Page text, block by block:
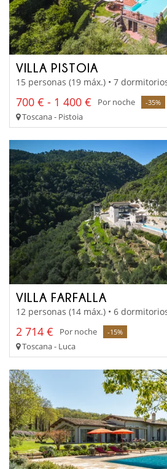
VILLA PISTOIA
15 personas (19 máx.) • 7
700 € - 1 400 € Por noche -35%
Toscana - Pistoia
VILLA FARFALLA
12 personas (14 máx.) • 6
2 714 € Por noche -15%
Toscana - Luca